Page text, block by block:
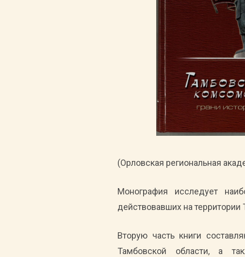
(Орловская региональная
Монография исследует
действовавших на территории
Вторую часть книги
Тамбовской области, а